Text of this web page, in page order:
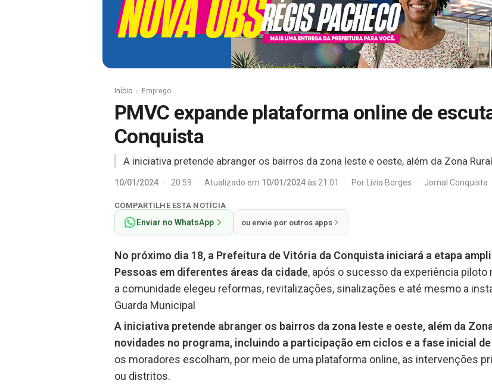
Início Emprego
PMVC expande plataforma online de
Conquista
A iniciativa pretende abranger os bairros da zona leste e oeste, além da Zona
10/01/2024 · 20:59 · Atualizado em 10/01/2024 às 21:01 · PorLívia Borges · Jornal Conquista
COMPARTILHE ESTA NOTÍCIA
Enviar no WhatsApp ou envie por outros apps
No próximo dia 18, a Prefeitura de Vitória da Conquista iniciará a etapa
Pessoas em diferentes áreas da cidade, após o sucesso da experiência piloto
a comunidade elegeu reformas, revitalizações, sinalizações e até mesmo a
Guarda Municipal
A iniciativa pretende abranger os bairros da zona leste e oeste, além da
novidades no programa, incluindo a participação em ciclos e a fase inicial
os moradores escolham, por meio de uma plataforma online, as intervenções
ou distritos.